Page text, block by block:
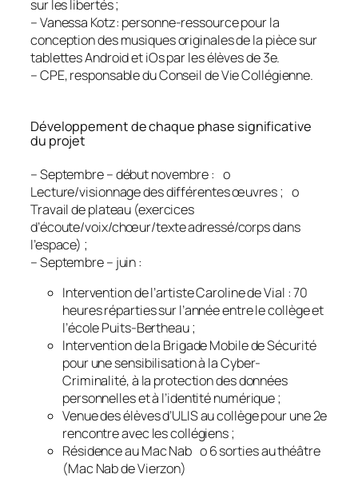
sur les libertés ;
– Vanessa Kotz: personne-ressource pour la
conception des musiques originales de la pièce sur
tablettes Android et iOs par les élèves de 3e.
– CPE, responsable du Conseil de Vie Collégienne.
Développement de chaque phase significative
du projet
– Septembre – début novembre : o
Lecture/visionnage des différentes œuvres ; o
Travail de plateau (exercices
d’écoute/voix/chœur/texte adressé/corps dans
l’espace) ;
– Septembre – juin :
Intervention de l’artiste Caroline de Vial : 70
heures réparties sur l’année entre le collège et
l’école Puits-Bertheau ;
Intervention de la Brigade Mobile de Sécurité
pour une sensibilisation à la Cyber-
Criminalité, à la protection des données
personnelles et à l’identité numérique ;
Venue des élèves d’ULIS au collège pour une 2e
rencontre avec les collégiens ;
Résidence au Mac Nab o 6 sorties au théâtre
(Mac Nab de Vierzon)